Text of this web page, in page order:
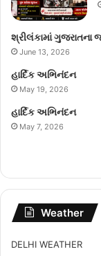
શ્રીલંકામાં ગુજરાતના
June 13, 2026
હાર્દિક અભિનંદન
May 19, 2026
હાર્દિક અભિનંદન
May 7, 2026
Weather
DELHI WEATHER